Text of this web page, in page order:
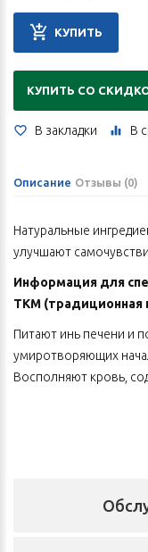
КУПИТЬ
КУПИТЬ СО
В закладки В
Описание Отзывы (0)
Натуральные
улучшают
Информация для
ТКМ (традиционная
Питают инь печени и
умиротворяющих
Восполняют кровь,
Охлаждают жар